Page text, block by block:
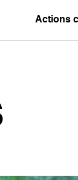
Actions